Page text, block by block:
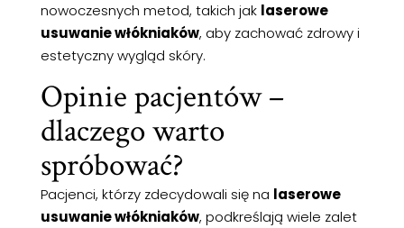
nowoczesnych metod, takich jak laserowe
usuwanie włókniaków, aby zachować zdrowy i
estetyczny wygląd skóry.
Opinie pacjentów –
dlaczego warto
spróbować?
Pacjenci, którzy zdecydowali się na laserowe
usuwanie włókniaków, podkreślają wiele zalet